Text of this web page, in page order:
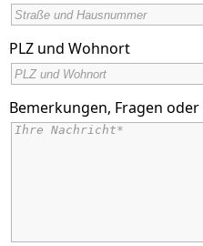
PLZ und Wohnort
Bemerkungen, Fragen